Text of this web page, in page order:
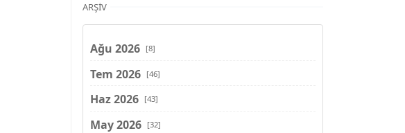
ARŞIV
Ağu 2026 [8]
Tem 2026 [46]
Haz 2026 [43]
May 2026 [32]